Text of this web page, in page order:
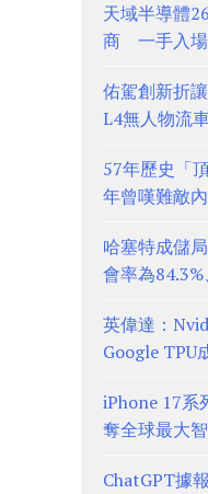
天域半導體
商 一手入場
佑駕創新折
L4無人物流
57年歷史「
年曾嘆難敵
哈塞特成儲
會率為
英偉達：
Google TPU
iPhone 17
奪全球最大
ChatGPT據